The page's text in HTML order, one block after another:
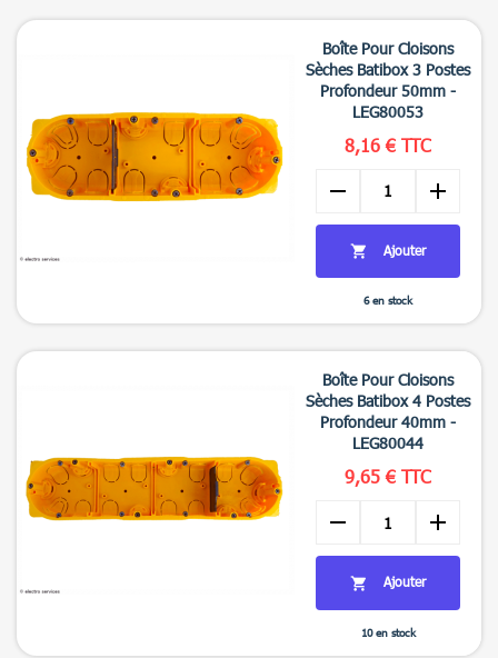


Boîte Pour Cloisons
Sèches Batibox 3 Postes
Profondeur 50mm -
LEG80053
8,16 € TTC
remove add
 Ajouter
6 en stock
Boîte Pour Cloisons
Sèches Batibox 4 Postes
Profondeur 40mm -
LEG80044
9,65 € TTC
remove add
 Ajouter
10 en stock